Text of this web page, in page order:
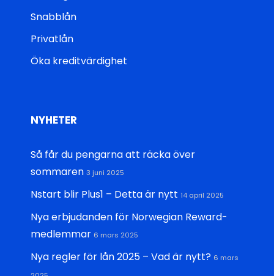
Snabblån
Privatlån
Öka kreditvärdighet
NYHETER
Så får du pengarna att räcka över
sommaren 3 juni 2025
Nstart blir Plus1 – Detta är nytt 14 april 2025
Nya erbjudanden för Norwegian Reward-
medlemmar 6 mars 2025
Nya regler för lån 2025 – Vad är nytt? 6 mars